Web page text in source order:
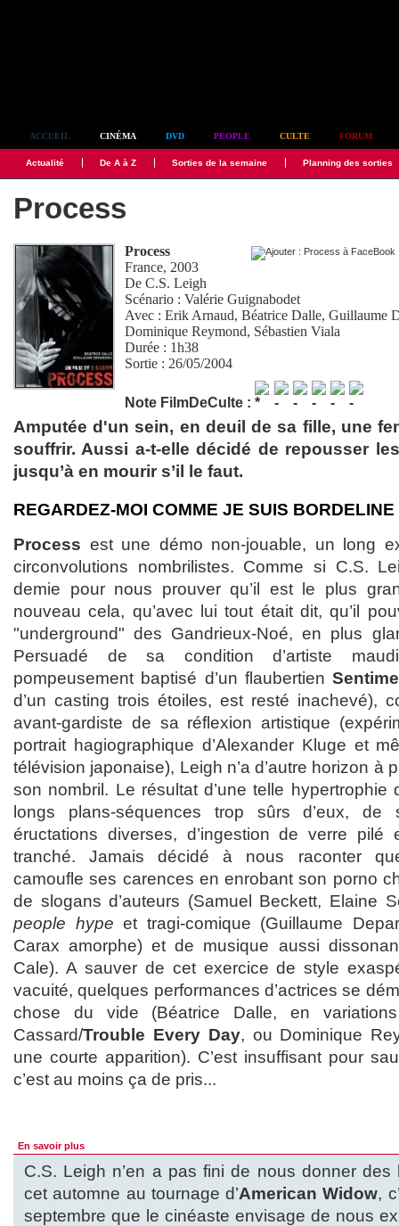
ACCUEIL CINÉMA DVD PEOPLE CULTE FORUM
Actualité De A à Z Sorties de la semaine Planning des sorties
Process
Process
France, 2003
DeC.S. Leigh
Scénario :Valérie Guignabodet
Avec :Erik Arnaud,Béatrice Dalle,Guillaume
Dominique Reymond, Sébastien Viala
Durée : 1h38
Sortie : 26/05/2004
Note FilmDeCulte :
Amputée d'un sein, en deuil de sa fille, une
souffrir. Aussi a-t-elle décidé de repousser
jusqu’à en mourir s’il le faut.
REGARDEZ-MOI COMME JE SUIS BORDELINE
Process est une démo non-jouable, un long
circonvolutions nombrilistes. Comme si C.S.
demie pour nous prouver qu’il est le plus
nouveau cela, qu’avec lui tout était dit, qu’il
"underground" des Gandrieux-Noé, en plus
Persuadé de sa condition d’artiste
pompeusement baptisé d’un flaubertien
d’un casting trois étoiles, est resté inachevé),
avant-gardiste de sa réflexion artistique
portrait hagiographique d’Alexander Kluge et
télévision japonaise), Leigh n’a d’autre horizon à
son nombril. Le résultat d’une telle hypertrophie
longs plans-séquences trop sûrs d’eux, de
éructations diverses, d’ingestion de verre
tranché. Jamais décidé à nous raconter
camoufle ses carences en enrobant son porno
de slogans d’auteurs (Samuel Beckett, Elaine
people hype et tragi-comique (Guillaume
Carax amorphe) et de musique aussi
Cale). A sauver de cet exercice de style
vacuité, quelques performances d’actrices se
chose du vide (Béatrice Dalle, en
Cassard/Trouble Every Day, ou Dominique
une courte apparition). C’est insuffisant pour
c’est au moins ça de pris...
En savoir plus
C.S. Leigh n’en a pas fini de nous donner des
cet automne au tournage d’American Widow,
septembre que le cinéaste envisage de nous